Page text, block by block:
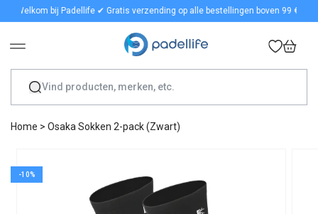
METEEN NAAR DE CONTENT
Welkom bij Padellife ✔ Gratis verzending op alle bestellingen boven 99 € ✔
Winkelwagen
Home > Osaka Sokken 2-pack (Zwart)
-10%